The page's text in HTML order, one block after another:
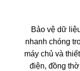
Bảo vệ dữ
nhanh chóng
máy chủ và
điện, đồng